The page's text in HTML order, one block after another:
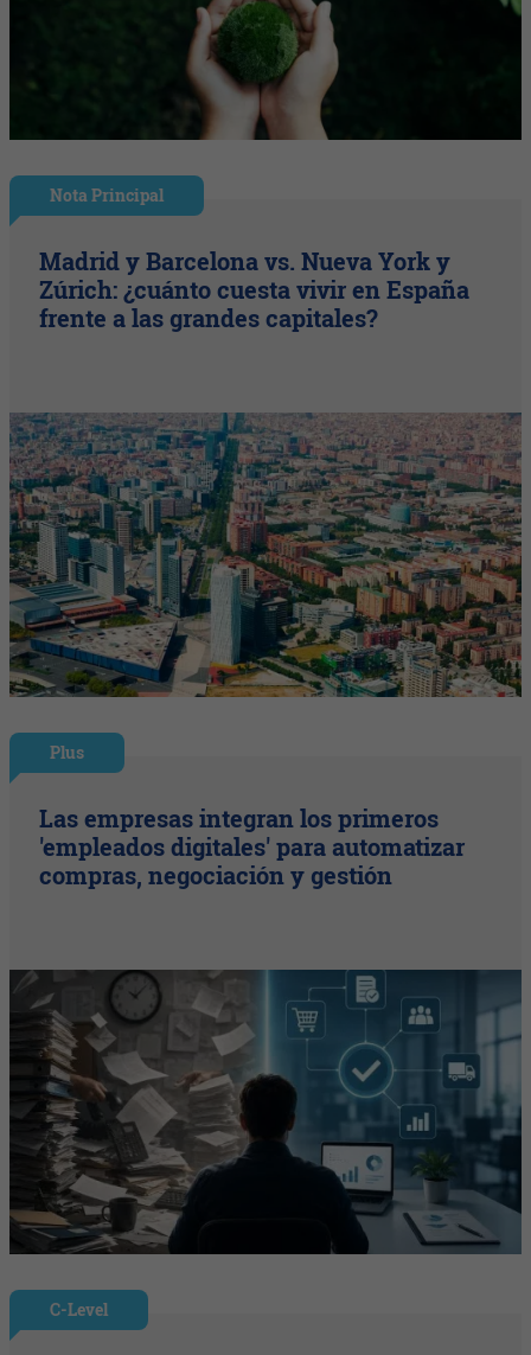
Nota Principal
Madrid y Barcelona vs. Nueva York y
Zúrich: ¿cuánto cuesta vivir en España
frente a las grandes capitales?
Plus
Las empresas integran los primeros
'empleados digitales' para automatizar
compras, negociación y gestión
C-Level